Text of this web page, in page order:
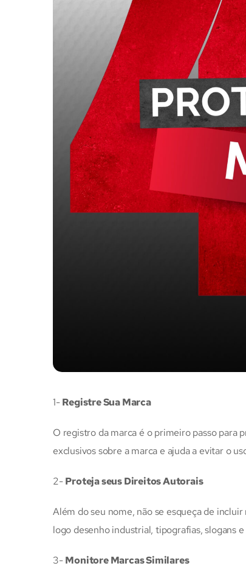
1-Registre Sua Marca
O registro da marca é o primeiro passo para
exclusivos sobre a marca e ajuda a evitar o
2-Proteja seus Direitos Autorais
Além do seu nome, não se esqueça de
logo desenho industrial, tipografias, slogans
3-Monitore Marcas Similares